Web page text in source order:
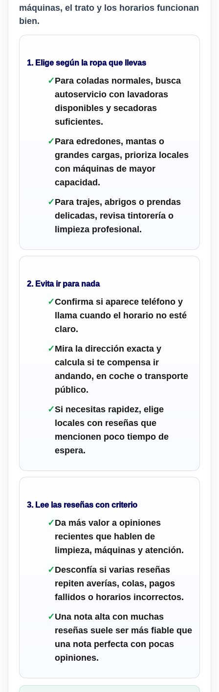
máquinas, el trato y los horarios funcionan
bien.
1. Elige según la ropa que llevas
✓Para coladas normales, busca
autoservicio con lavadoras
disponibles y secadoras
suficientes.
✓Para edredones, mantas o
grandes cargas, prioriza locales
con máquinas de mayor
capacidad.
✓Para trajes, abrigos o prendas
delicadas, revisa tintorería o
limpieza profesional.
2. Evita ir para nada
✓Confirma si aparece teléfono y
llama cuando el horario no esté
claro.
✓Mira la dirección exacta y
calcula si te compensa ir
andando, en coche o transporte
público.
✓Si necesitas rapidez, elige
locales con reseñas que
mencionen poco tiempo de
espera.
3. Lee las reseñas con criterio
✓Da más valor a opiniones
recientes que hablen de
limpieza, máquinas y atención.
✓Desconfía si varias reseñas
repiten averías, colas, pagos
fallidos o horarios incorrectos.
✓Una nota alta con muchas
reseñas suele ser más fiable que
una nota perfecta con pocas
opiniones.